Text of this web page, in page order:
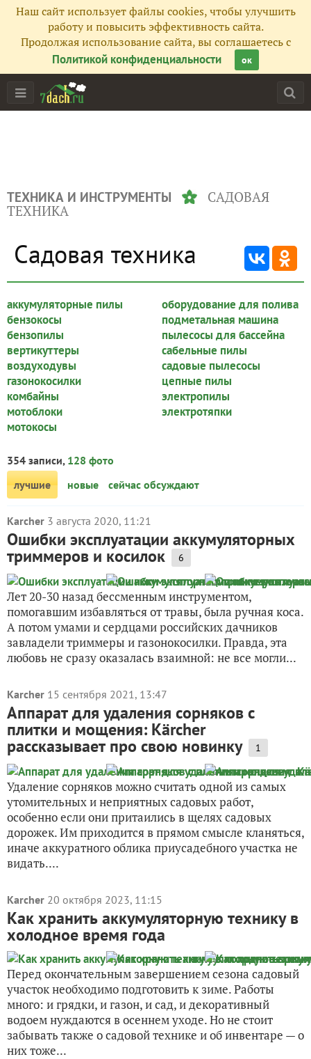
Наш сайт использует файлы cookies, чтобы улучшить
работу и повысить эффективность сайта.
Продолжая использование сайта, вы соглашаетесь с
Политикой конфиденциальности
ок
ТЕХНИКА И ИНСТРУМЕНТЫ
САДОВАЯ
ТЕХНИКА
Садовая техника
аккумуляторные пилы
бензокосы
бензопилы
вертикуттеры
воздуходувы
газонокосилки
комбайны
мотоблоки
мотокосы
оборудование для полива
подметальная машина
пылесосы для бассейна
сабельные пилы
садовые пылесосы
цепные пилы
электропилы
электротяпки
354 записи, 128 фото
лучшие
новые сейчас обсуждают
Karcher 3 августа 2020, 11:21
Ошибки эксплуатации аккумуляторных
триммеров и косилок 6
Лет 20-30 назад бессменным инструментом,
помогавшим избавляться от травы, была ручная коса.
А потом умами и сердцами российских дачников
завладели триммеры и газонокосилки. Правда, эта
любовь не сразу оказалась взаимной: не все могли...
Karcher 15 сентября 2021, 13:47
Аппарат для удаления сорняков с
плитки и мощения: Kärcher
рассказывает про свою новинку 1
Удаление сорняков можно считать одной из самых
утомительных и неприятных садовых работ,
особенно если они притаились в щелях садовых
дорожек. Им приходится в прямом смысле кланяться,
иначе аккуратного облика приусадебного участка не
видать....
Karcher 20 октября 2023, 11:15
Как хранить аккумуляторную технику в
холодное время года
Перед окончательным завершением сезона садовый
участок необходимо подготовить к зиме. Работы
много: и грядки, и газон, и сад, и декоративный
водоем нуждаются в осеннем уходе. Но не стоит
забывать также о садовой технике и об инвентаре — о
них тоже...